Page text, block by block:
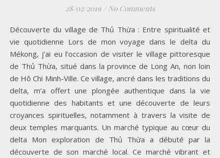
28/02/2019 / No Comments
Découverte du village de Thủ Thừa : Entre spiritualité et
vie quotidienne Lors de mon voyage dans le delta du
Mékong, j’ai eu l’occasion de visiter le village pittoresque
de Thủ Thừa, situé dans la province de Long An, non loin
de Hô Chi Minh-Ville. Ce village, ancré dans les traditions du
delta, m’a offert une plongée authentique dans la vie
quotidienne des habitants et une découverte de leurs
croyances spirituelles, notamment à travers la visite de
deux temples marquants. Un marché typique au cœur du
delta Mon exploration de Thủ Thừa a débuté par la
découverte de son marché local. Ce marché vibrant et